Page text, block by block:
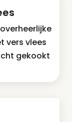
vers vlees
gekookt